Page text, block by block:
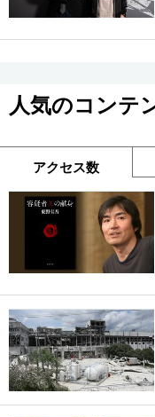
人気のコンテ
アクセス数